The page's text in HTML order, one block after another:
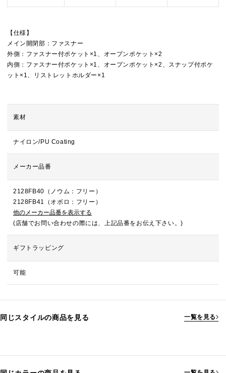
【仕様】
メイン開閉部：ファスナー
外側：ファスナー付ポケット×1、オープンポケット×2
内側：ファスナー付ポケット×1、オープンポケット×2、スナップ付ポケ
ット×1、リストレットホルダー×1
素材
ナイロン/PU Coating
メーカー品番
2128FB40（ノウム：フリー）
2128FB41（オボロ：フリー）
他のメーカー品番を表示する
(店舗でお問い合わせの際には、上記品番をお伝え下さい。)
ギフトラッピング
可能
同じスタイルの商品を見る 一覧を見る